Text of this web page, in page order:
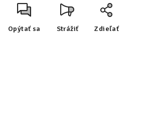
Opýtať sa Strážiť Zdieľať